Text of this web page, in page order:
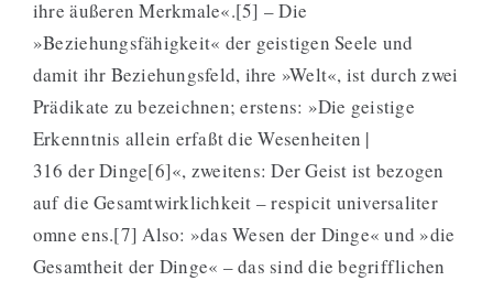
ihre äußeren Merkmale«.[5] – Die
»Beziehungsfähigkeit« der geistigen Seele und
damit ihr Beziehungsfeld, ihre »Welt«, ist durch zwei
Prädikate zu bezeichnen; erstens: »Die geistige
Erkenntnis allein erfaßt die Wesenheiten |
316 der Dinge[6]«, zweitens: Der Geist ist bezogen
auf die Gesamtwirklichkeit – respicit universaliter
omne ens.[7] Also: »das Wesen der Dinge« und »die
Gesamtheit der Dinge« – das sind die begrifflichen